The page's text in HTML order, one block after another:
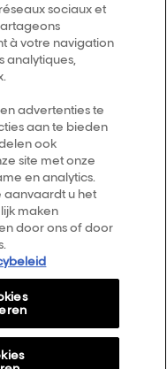
Retour haut de page
sociaux et
à votre navigation
analytiques,
advertenties te
aan te bieden
ook
site met onze
en analytics.
aanvaardt u het
maken
door ons of door